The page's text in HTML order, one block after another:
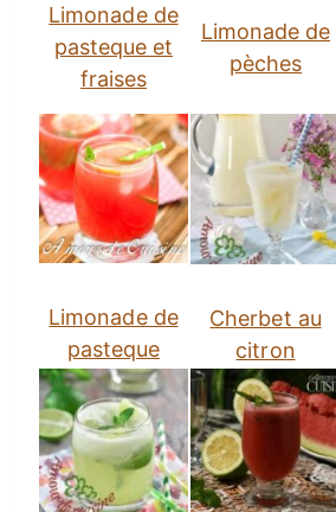
Limonade de
pasteque et
fraises
Limonade de
pèches
Limonade de
pasteque
Cherbet au
citron